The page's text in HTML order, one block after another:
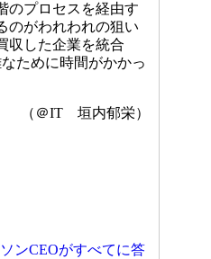
のプロセスを経由す
のがわれわれの狙い
収した企業を統合
ために時間がかかっ
（＠IT 垣内郁栄）
ンCEOがすべてに答